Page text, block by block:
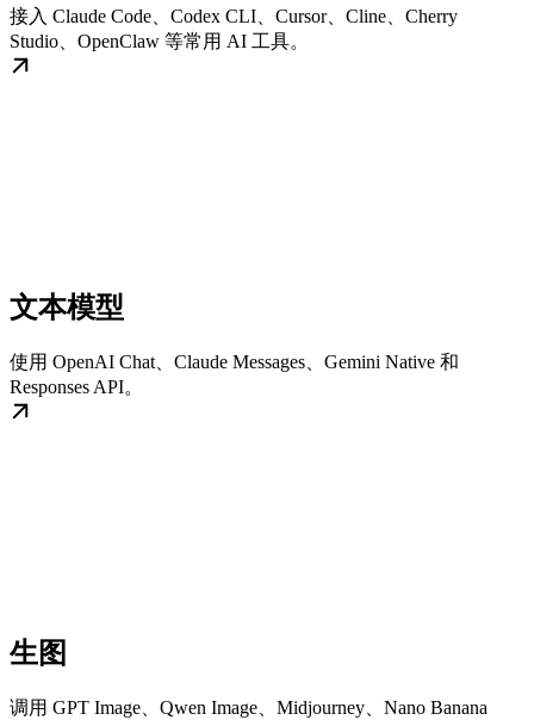
接入 Claude Code、Codex CLI、Cursor、Cline、Cherry
Studio、OpenClaw 等常用 AI 工具。
文本模型
使用 OpenAI Chat、Claude Messages、Gemini Native 和
Responses API。
生图
调用 GPT Image、Qwen Image、Midjourney、Nano Banana